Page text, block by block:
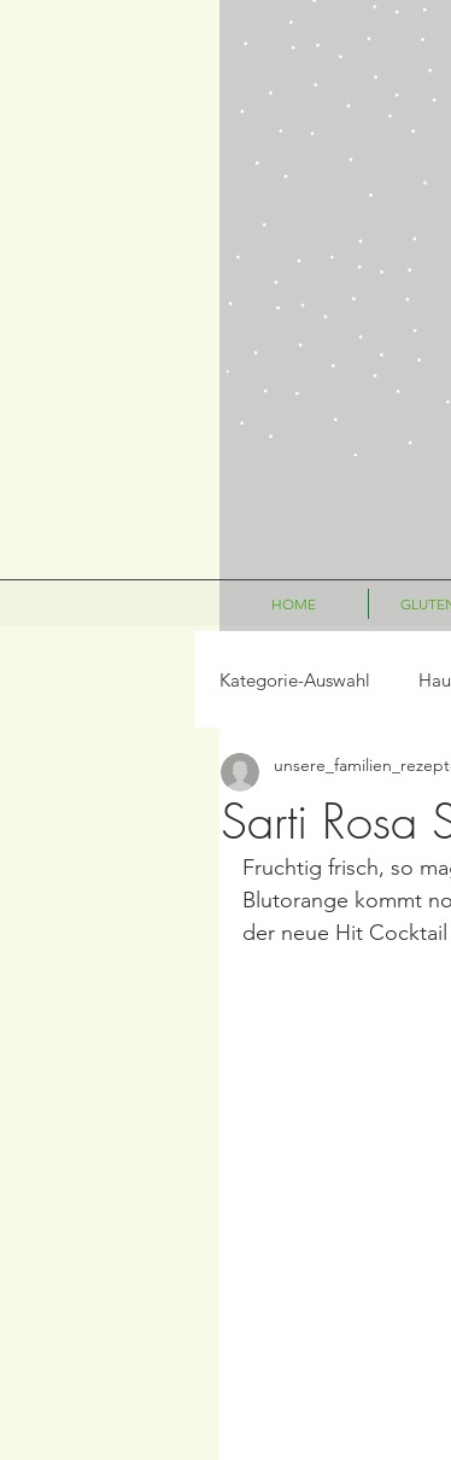
HOME
Kategorie-Auswahl
LowCarb
Salate Beilagen
Sarti Rosa
Fruchtig frisch, so
Blutorange kommt
der neue Hit